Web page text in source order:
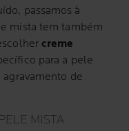
passamos à
mista tem também
creme
para a pele
de
MISTA